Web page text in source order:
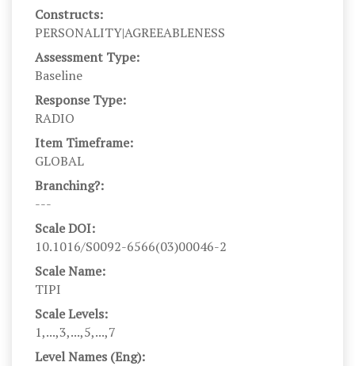
Constructs:
PERSONALITY|AGREEABLENESS
Assessment Type:
Baseline
Response Type:
RADIO
Item Timeframe:
GLOBAL
Branching?:
---
Scale DOI:
10.1016/S0092-6566(03)00046-2
Scale Name:
TIPI
Scale Levels:
1,...,3,...,5,...,7
Level Names (Eng):